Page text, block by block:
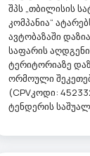
შპს „თბილისის
კომპანია“
ავტობაზაში
საფარის
ტერიტორიაზე
ორმოული
(CPVკოდი:
ტენდერის